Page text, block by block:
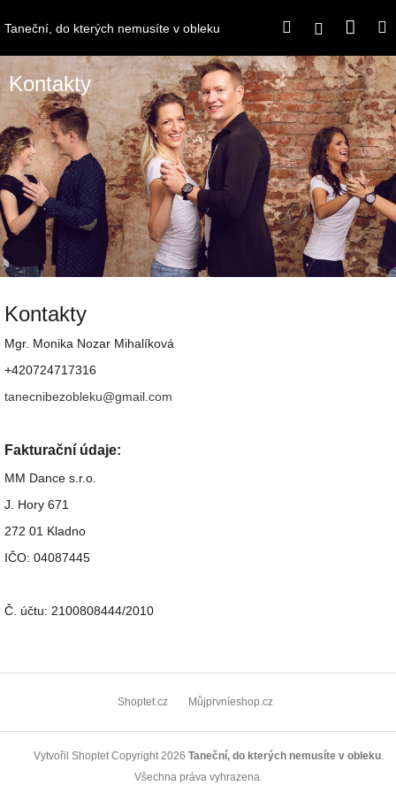
naTaneční, do kterých nemusíte v obleku HledatPřihlášení
Kontakty
Kontakty
Mgr. Monika Nozar Mihalíková
+420724717316
tanecnibezobleku@gmail.com
Fakturační údaje:
MM Dance s.r.o.
J. Hory 671
272 01 Kladno
IČO: 04087445
Č. účtu: 2100808444/2010
Shoptet.cz Můjprvníeshop.cz
Vytvořil Shoptet Copyright 2026 Taneční, do kterých nemusíte v obleku.
Všechna práva vyhrazena.